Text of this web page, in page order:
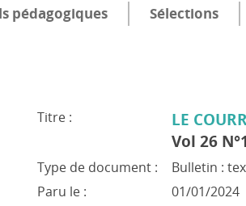
pédagogiques Sélections
Titre : LE
Vol 26
Type de document :
Bulletin :
Paru le :
01/01/2024